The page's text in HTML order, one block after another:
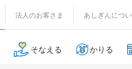
法人のお客さま あしぎんにつ
そなえる かりる